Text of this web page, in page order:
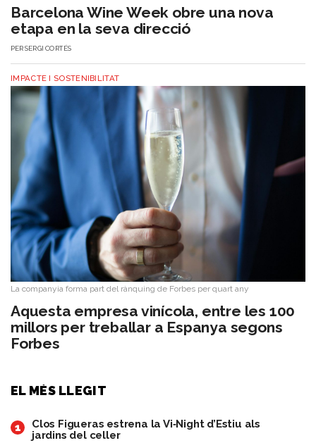
Barcelona Wine Week obre una nova
etapa en la seva direcció
PERSERGI CORTÉS
IMPACTE I SOSTENIBILITAT
La companyia forma part del rànquing de Forbes per quart any
Aquesta empresa vinícola, entre les 100
millors per treballar a Espanya segons
Forbes
EL MÉS LLEGIT
1
Clos Figueras estrena la Vi‑Night d’Estiu als
jardins del celler